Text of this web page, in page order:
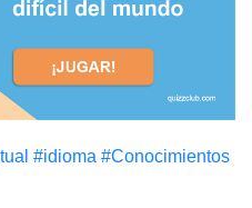
#idioma #Conocimientos